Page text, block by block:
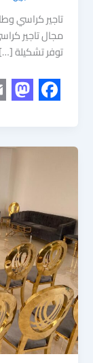
تاجير كراسي
مجال تاجير
توفر تشكيلة […]
F
c
o
o
k
M
s
o
d
o
n
l